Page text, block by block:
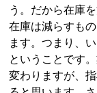
う。だから在庫
在庫は減らすも
ます。つまり、
ということです
変わりますが、